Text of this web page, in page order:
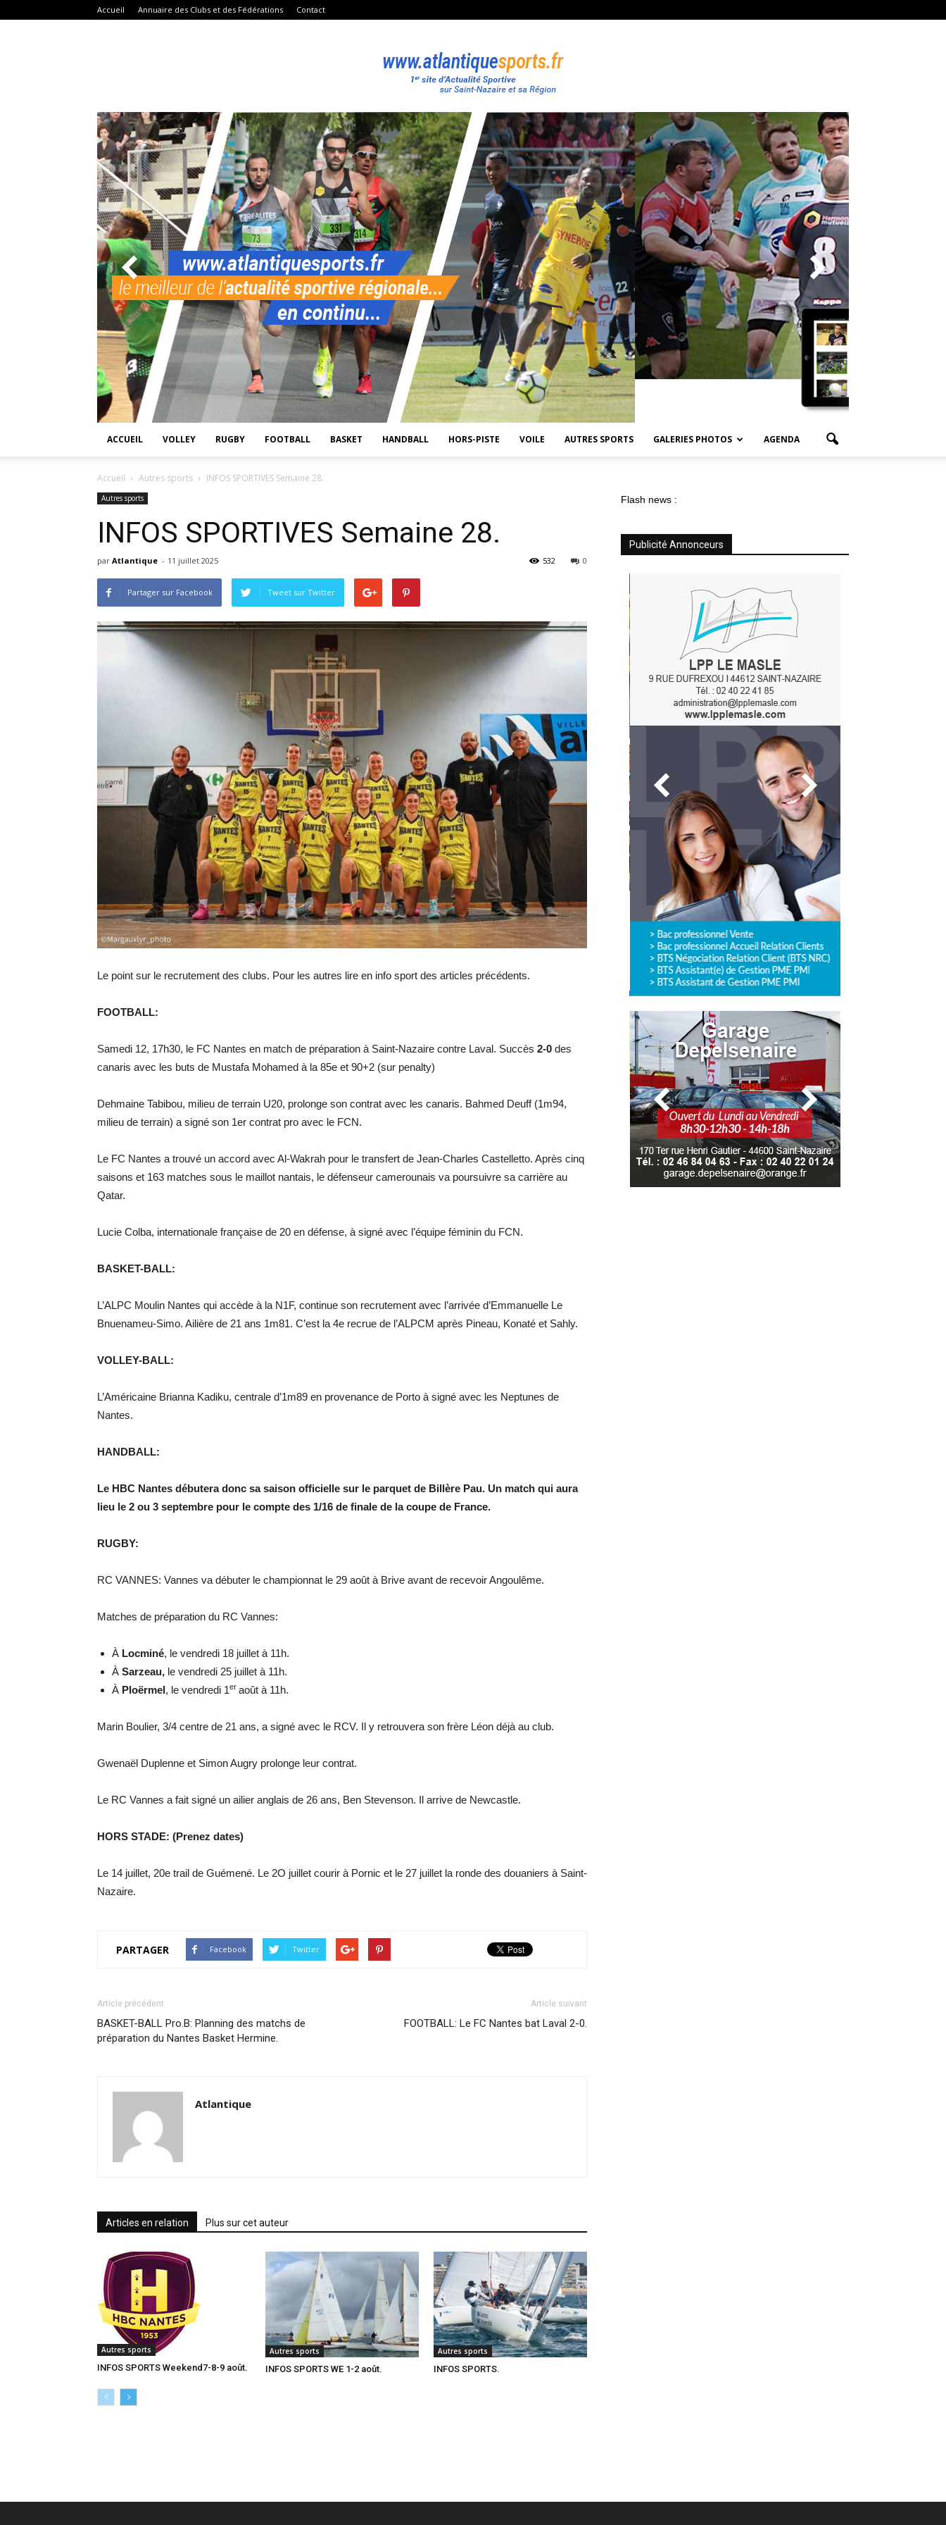
Accueil Annuaire des Clubs et des Fédérations Contact
Atlantique
Sport
ACCUEIL VOLLEY RUGBY FOOTBALL BASKET HANDBALL HORS-PISTE VOILE AUTRES SPORTS GALERIES PHOTOS AGENDA
Accueil Autres sports INFOS SPORTIVES Semaine 28.
Autres sports
INFOS SPORTIVES Semaine 28.
par Atlantique - 11 juillet 2025 0
532
Partager sur Facebook Tweet sur Twitter
Le point sur le recrutement des clubs. Pour les autres lire en info sport des articles précédents.
FOOTBALL:
Samedi 12, 17h30, le FC Nantes en match de préparation à Saint-Nazaire contre Laval. Succès 2-0 des
canaris avec les buts de Mustafa Mohamed à la 85e et 90+2 (sur penalty)
Dehmaine Tabibou, milieu de terrain U20, prolonge son contrat avec les canaris. Bahmed Deuff (1m94,
milieu de terrain) a signé son 1er contrat pro avec le FCN.
Le FC Nantes a trouvé un accord avec Al-Wakrah pour le transfert de Jean-Charles Castelletto. Après cinq
saisons et 163 matches sous le maillot nantais, le défenseur camerounais va poursuivre sa carrière au
Qatar.
Lucie Colba, internationale française de 20 en défense, à signé avec l’équipe féminin du FCN.
BASKET-BALL:
L’ALPC Moulin Nantes qui accède à la N1F, continue son recrutement avec l’arrivée d’Emmanuelle Le
Bnuenameu-Simo. Ailière de 21 ans 1m81. C’est la 4e recrue de l’ALPCM après Pineau, Konaté et Sahly.
VOLLEY-BALL:
L’Américaine Brianna Kadiku, centrale d’1m89 en provenance de Porto à signé avec les Neptunes de
Nantes.
HANDBALL:
Le HBC Nantes débutera donc sa saison officielle sur le parquet de Billère Pau. Un match qui aura
lieu le 2 ou 3 septembre pour le compte des 1/16 de finale de la coupe de France.
RUGBY:
RC VANNES: Vannes va débuter le championnat le 29 août à Brive avant de recevoir Angoulême.
Matches de préparation du RC Vannes:
À Locminé, le vendredi 18 juillet à 11h.
À Sarzeau, le vendredi 25 juillet à 11h.
À Ploërmel, le vendredi 1er août à 11h.
Marin Boulier, 3/4 centre de 21 ans, a signé avec le RCV. Il y retrouvera son frère Léon déjà au club.
Gwenaël Duplenne et Simon Augry prolonge leur contrat.
Le RC Vannes a fait signé un ailier anglais de 26 ans, Ben Stevenson. Il arrive de Newcastle.
HORS STADE: (Prenez dates)
Le 14 juillet, 20e trail de Guémené. Le 2O juillet courir à Pornic et le 27 juillet la ronde des douaniers à Saint-
Nazaire.
PARTAGER Facebook Twitter
Article précédent
BASKET-BALL Pro.B: Planning des matchs de
préparation du Nantes Basket Hermine.
Article suivant
FOOTBALL: Le FC Nantes bat Laval 2-0.
Atlantique
Articles en relation Plus sur cet auteur
Autres sports
INFOS SPORTS Weekend7-8-9 août.
Autres sports
INFOS SPORTS WE 1-2 août.
Autres sports
INFOS SPORTS.
Flash news :
Publicité Annonceurs